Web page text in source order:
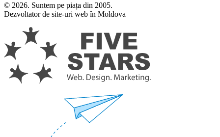
© 2026. Suntem pe piața din 2005.
Dezvoltator de site-uri web în Moldova